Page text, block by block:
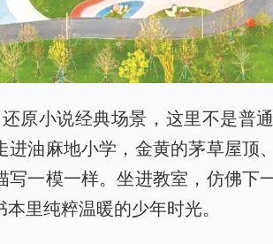
原小说经典场景，这里不是普
进油麻地小学，金黄的茅草屋顶
写一模一样。坐进教室，仿佛下
里纯粹温暖的少年时光。